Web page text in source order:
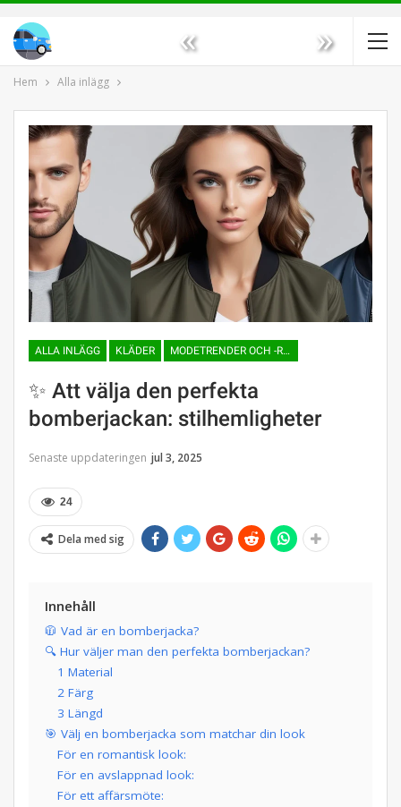
« »
Hem Alla inlägg
ALLA INLÄGG KLÄDER MODETRENDER OCH -RIKTNINGAR
✨ Att välja den perfekta
bomberjackan: stilhemligheter
Senaste uppdateringen jul 3, 2025
24
Dela med sig
Innehåll
🧥 Vad är en bomberjacka?
🔍 Hur väljer man den perfekta bomberjackan?
1 Material
2 Färg
3 Längd
🎯 Välj en bomberjacka som matchar din look
För en romantisk look:
För en avslappnad look:
För ett affärsmöte: